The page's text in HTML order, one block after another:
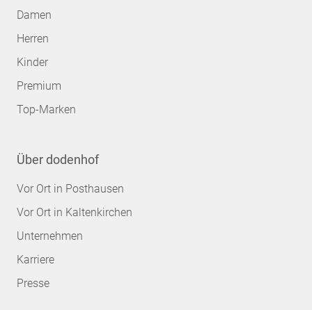
Damen
Herren
Kinder
Premium
Top-Marken
Über dodenhof
Vor Ort in Posthausen
Vor Ort in Kaltenkirchen
Unternehmen
Karriere
Presse